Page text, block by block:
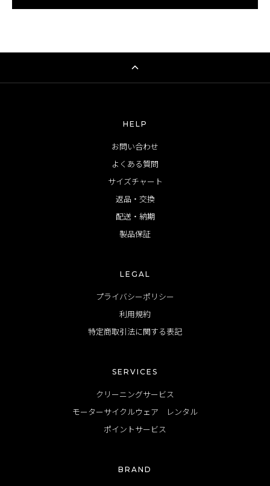
HELP
お問い合わせ
よくある質問
サイズチャート
返品・交換
配送・納期
製品保証
LEGAL
プライバシーポリシー
利用規約
特定商取引法に関する表記
SERVICES
クリーニングサービス
モーターサイクルウェア レンタル
ポイントサービス
BRAND